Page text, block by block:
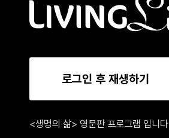
로그인 후 재생하기
<생명의 삶> 영문판 프로그램 입니다